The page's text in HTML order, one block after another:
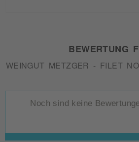
BEWERTUNG
WEINGUT METZGER - FILET
Noch sind keine